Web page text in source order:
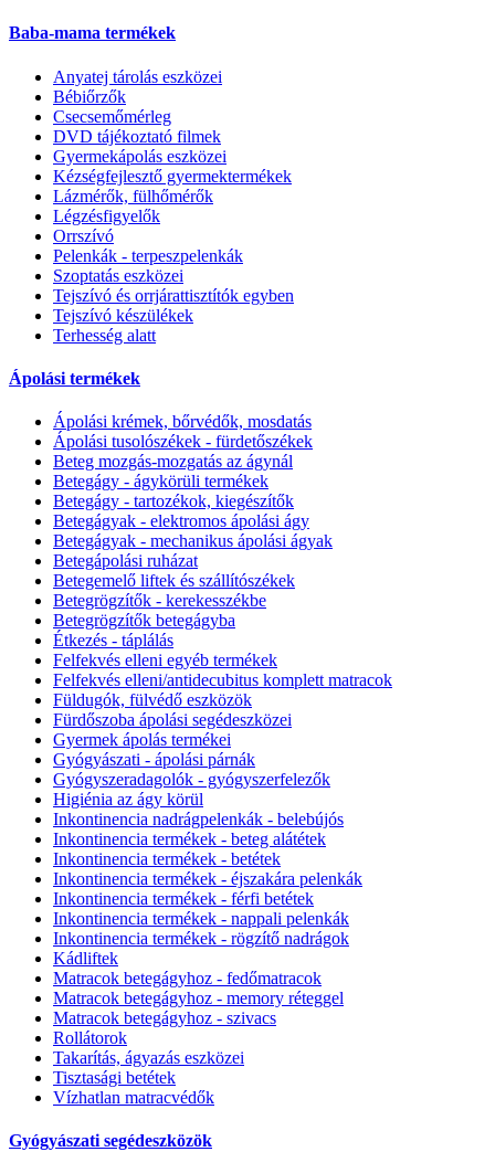
Baba-mama termékek
Anyatej tárolás eszközei
Bébiőrzők
Csecsemőmérleg
DVD tájékoztató filmek
Gyermekápolás eszközei
Kézségfejlesztő gyermektermékek
Lázmérők, fülhőmérők
Légzésfigyelők
Orrszívó
Pelenkák - terpeszpelenkák
Szoptatás eszközei
Tejszívó és orrjárattisztítók egyben
Tejszívó készülékek
Terhesség alatt
Ápolási termékek
Ápolási krémek, bőrvédők, mosdatás
Ápolási tusolószékek - fürdetőszékek
Beteg mozgás-mozgatás az ágynál
Betegágy - ágykörüli termékek
Betegágy - tartozékok, kiegészítők
Betegágyak - elektromos ápolási ágy
Betegágyak - mechanikus ápolási ágyak
Betegápolási ruházat
Betegemelő liftek és szállítószékek
Betegrögzítők - kerekesszékbe
Betegrögzítők betegágyba
Étkezés - táplálás
Felfekvés elleni egyéb termékek
Felfekvés elleni/antidecubitus komplett matracok
Füldugók, fülvédő eszközök
Fürdőszoba ápolási segédeszközei
Gyermek ápolás termékei
Gyógyászati - ápolási párnák
Gyógyszeradagolók - gyógyszerfelezők
Higiénia az ágy körül
Inkontinencia nadrágpelenkák - belebújós
Inkontinencia termékek - beteg alátétek
Inkontinencia termékek - betétek
Inkontinencia termékek - éjszakára pelenkák
Inkontinencia termékek - férfi betétek
Inkontinencia termékek - nappali pelenkák
Inkontinencia termékek - rögzítő nadrágok
Kádliftek
Matracok betegágyhoz - fedőmatracok
Matracok betegágyhoz - memory réteggel
Matracok betegágyhoz - szivacs
Rollátorok
Takarítás, ágyazás eszközei
Tisztasági betétek
Vízhatlan matracvédők
Gyógyászati segédeszközök